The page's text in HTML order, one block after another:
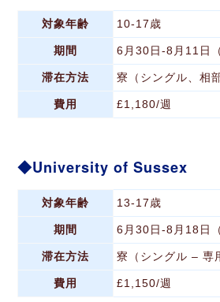
対象年齢 10-17歳
期間 6月30日-8月11日
滞在方法 寮（シングル、相
費用 £1,180/週
University of Sussex
対象年齢 13-17歳
期間 6月30日-8月18日
滞在方法 寮（シングル – 専
費用 £1,150/週